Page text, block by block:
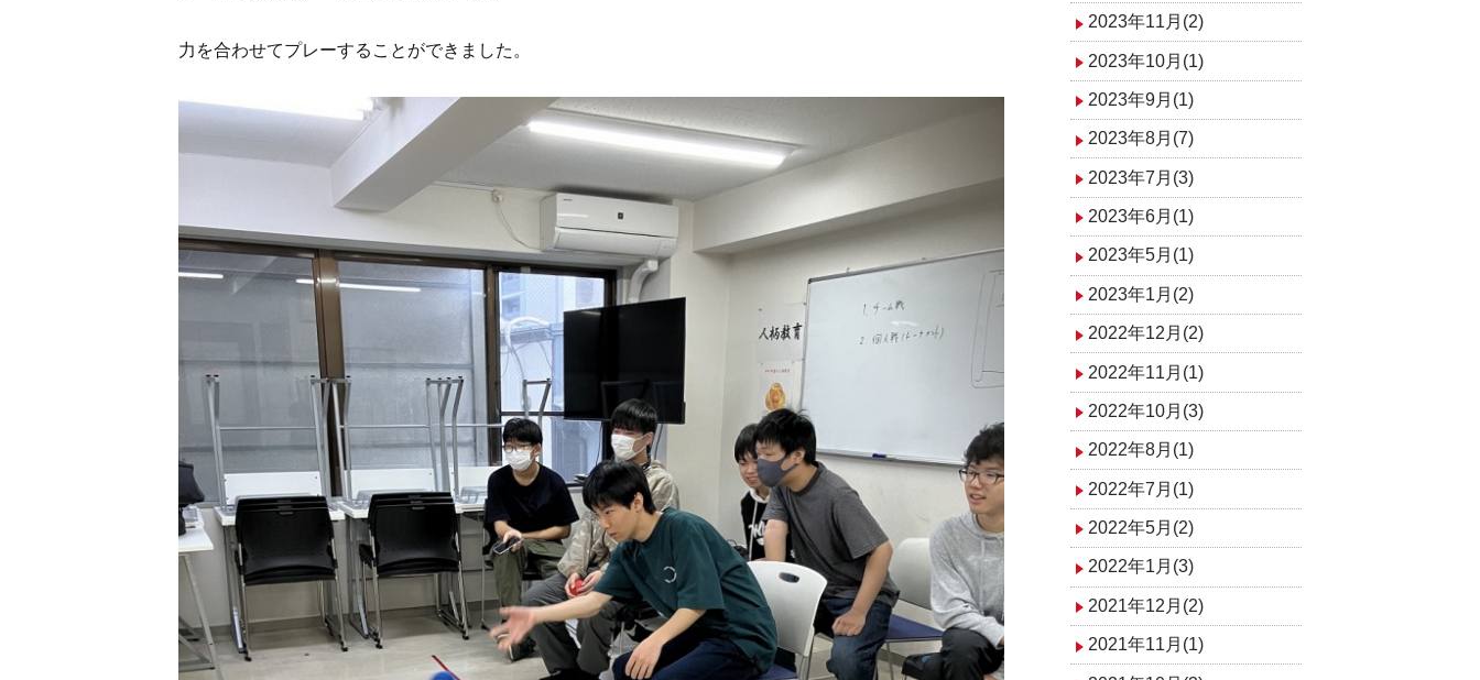
力を合わせてプレーすることができました。
2023年11月(2)
2023年10月(1)
2023年9月(1)
2023年8月(7)
2023年7月(3)
2023年6月(1)
2023年5月(1)
2023年1月(2)
2022年12月(2)
2022年11月(1)
2022年10月(3)
2022年8月(1)
2022年7月(1)
2022年5月(2)
2022年1月(3)
2021年12月(2)
2021年11月(1)